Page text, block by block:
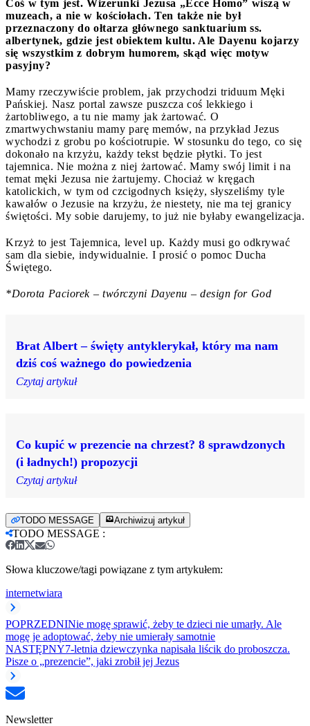
Coś w tym jest. Wizerunki Jezusa „Ecce Homo” wiszą w
muzeach, a nie w kościołach. Ten także nie był
przeznaczony do ołtarza głównego sanktuarium ss.
albertynek, gdzie jest obiektem kultu. Ale Dayenu kojarzy
się wszystkim z dobrym humorem, skąd więc motyw
pasyjny?
Mamy rzeczywiście problem, jak przychodzi triduum Męki
Pańskiej. Nasz portal zawsze puszcza coś lekkiego i
żartobliwego, a tu nie mamy jak żartować. O
zmartwychwstaniu mamy parę memów, na przykład Jezus
wychodzi z grobu po kościotrupie. W stosunku do tego, co się
dokonało na krzyżu, każdy tekst będzie płytki. To jest
tajemnica. Nie można z niej żartować. Mamy swój limit i na
temat męki Jezusa nie żartujemy. Chociaż w kręgach
katolickich, w tym od czcigodnych księży, słyszeliśmy tyle
kawałów o Jezusie na krzyżu, że niestety, nie ma tej granicy
świętości. My sobie darujemy, to już nie byłaby ewangelizacja.
Krzyż to jest Tajemnica, level up. Każdy musi go odkrywać
sam dla siebie, indywidualnie. I prosić o pomoc Ducha
Świętego.
*Dorota Paciorek – twórczyni Dayenu – design for God
Brat Albert – święty antyklerykał, który ma nam
dziś coś ważnego do powiedzenia
Czytaj artykuł
Co kupić w prezencie na chrzest? 8 sprawdzonych
(i ładnych!) propozycji
Czytaj artykuł
TODO MESSAGE Archiwizuj artykuł
TODO MESSAGE :
Słowa kluczowe/tagi powiązane z tym artykułem:
internetwiara
POPRZEDNINie mogę sprawić, żeby te dzieci nie umarły. Ale
mogę je adoptować, żeby nie umierały samotnie
NASTĘPNY7-letnia dziewczynka napisała liścik do proboszcza.
Pisze o „prezencie”, jaki zrobił jej Jezus
Newsletter